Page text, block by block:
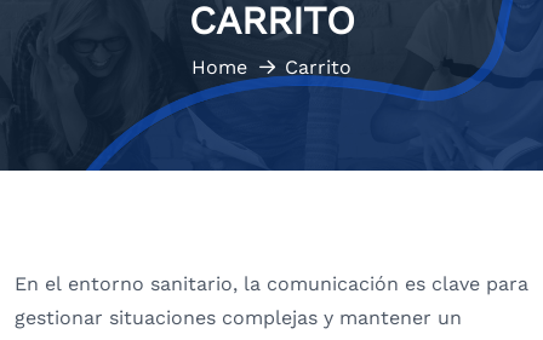
CARRITO
Home Carrito
En el entorno sanitario, la comunicación es clave para
gestionar situaciones complejas y mantener un